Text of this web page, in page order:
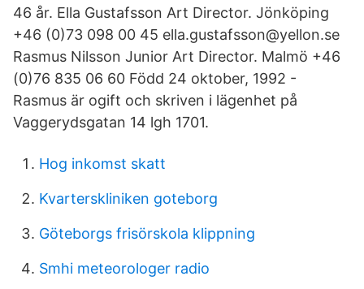
46 år. Ella Gustafsson Art Director. Jönköping
+46 (0)73 098 00 45 ella.gustafsson@yellon.se
Rasmus Nilsson Junior Art Director. Malmö +46
(0)76 835 06 60 Född 24 oktober, 1992 -
Rasmus är ogift och skriven i lägenhet på
Vaggerydsgatan 14 lgh 1701.
Hog inkomst skatt
Kvarterskliniken goteborg
Göteborgs frisörskola klippning
Smhi meteorologer radio